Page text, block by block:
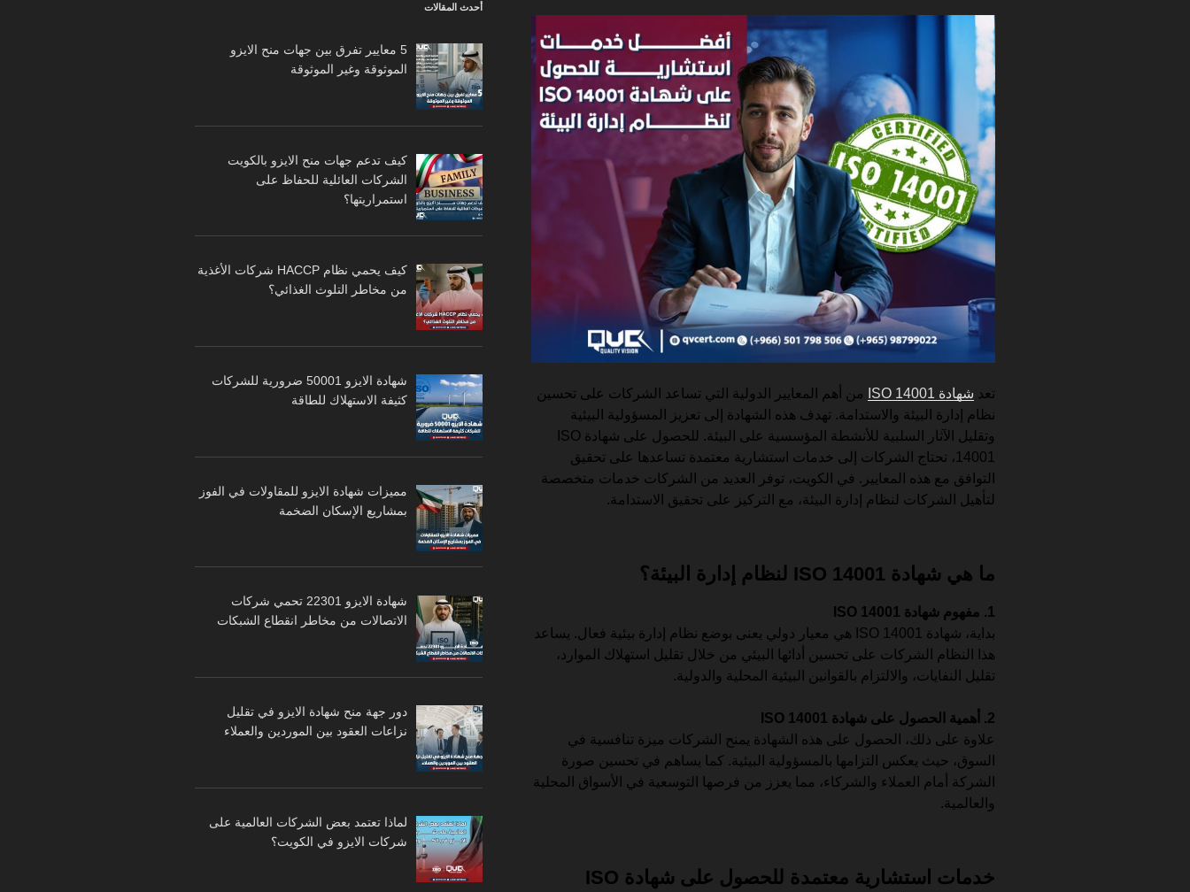
تعد شهادة ISO 14001
من أهم المعايير الدولية التي تساعد الشركات على تحسين
نظام إدارة البيئة والاستدامة. تهدف هذه الشهادة إلى تعزيز المسؤولية البيئية
وتقليل الآثار السلبية للأنشطة المؤسسية على البيئة. للحصول على شهادة ISO
14001، تحتاج الشركات إلى خدمات استشارية معتمدة تساعدها على تحقيق
التوافق مع هذه المعايير. في الكويت، توفر العديد من الشركات خدمات متخصصة
لتأهيل الشركات لنظام إدارة البيئة، مع التركيز على تحقيق الاستدامة.
ما هي شهادة ISO 14001 لنظام إدارة البيئة؟
1. مفهوم شهادة ISO 14001
بداية، شهادة ISO 14001 هي معيار دولي يعنى بوضع نظام إدارة بيئية فعال. يساعد
هذا النظام الشركات على تحسين أدائها البيئي من خلال تقليل استهلاك الموارد،
تقليل النفايات، والالتزام بالقوانين البيئية المحلية والدولية.
2. أهمية الحصول على شهادة ISO 14001
علاوة على ذلك، الحصول على هذه الشهادة يمنح الشركات ميزة تنافسية في
السوق، حيث يعكس التزامها بالمسؤولية البيئية. كما يساهم في تحسين صورة
الشركة أمام العملاء والشركاء، مما يعزز من فرصها التوسعية في الأسواق المحلية
والعالمية.
خدمات استشارية معتمدة للحصول على شهادة ISO
أحدث المقالات
5 معايير تفرق بين جهات منح الايزو
الموثوقة وغير الموثوقة
كيف تدعم جهات منح الايزو بالكويت
الشركات العائلية للحفاظ على
استمراريتها؟
كيف يحمي نظام HACCP شركات الأغذية
من مخاطر التلوث الغذائي؟
شهادة الايزو 50001 ضرورية للشركات
كثيفة الاستهلاك للطاقة
مميزات شهادة الايزو للمقاولات في الفوز
بمشاريع الإسكان الضخمة
شهادة الايزو 22301 تحمي شركات
الاتصالات من مخاطر انقطاع الشبكات
دور جهة منح شهادة الايزو في تقليل
نزاعات العقود بين الموردين والعملاء
لماذا تعتمد بعض الشركات العالمية على
شركات الايزو في الكويت؟